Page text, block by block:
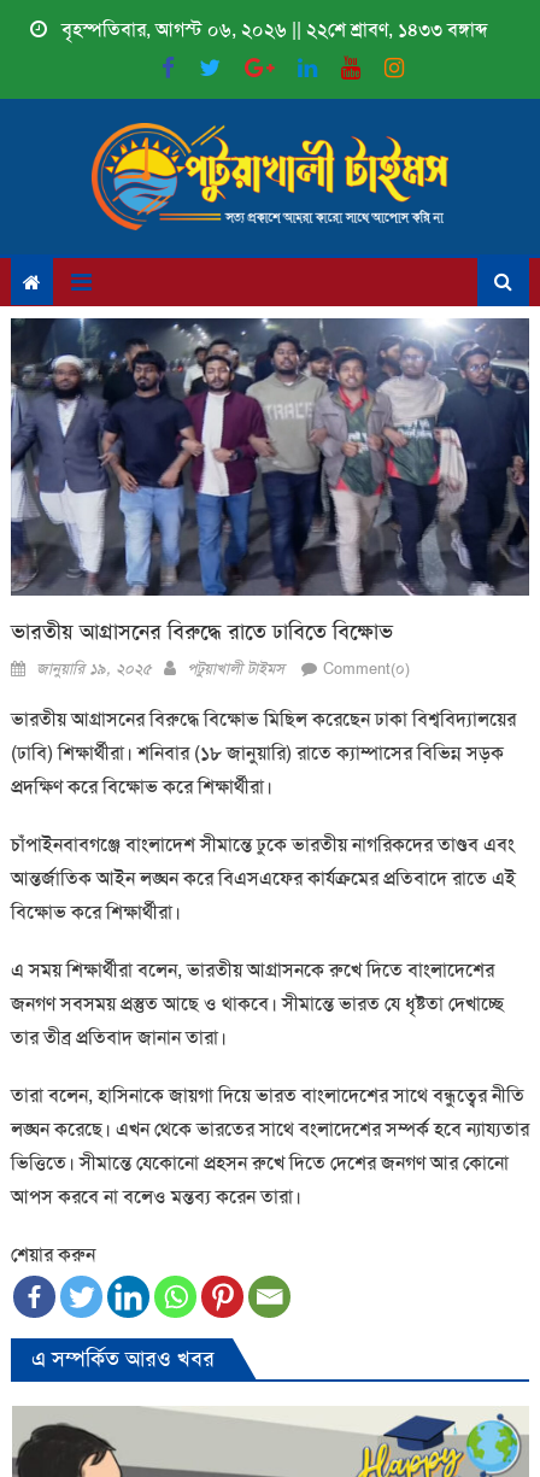
Skip
বৃহস্পতিবার, আগস্ট ০৬, ২০২৬ || ২২শে শ্রাবণ, ১৪৩৩ বঙ্গাব্দ
ভারতীয় আগ্রাসনের বিরুদ্ধে রাতে ঢাবিতে বিক্ষোভ
Posted
জানুয়ারি ১৯, ২০২৫ Author
পটুয়াখালী টাইমস Comment(০)
ভারতীয় আগ্রাসনের বিরুদ্ধে বিক্ষোভ মিছিল করেছেন ঢাকা বিশ্ববিদ্যালয়ের
(ঢাবি) শিক্ষার্থীরা। শনিবার (১৮ জানুয়ারি) রাতে ক্যাম্পাসের বিভিন্ন সড়ক
প্রদক্ষিণ করে বিক্ষোভ করে শিক্ষার্থীরা।
চাঁপাইনবাবগঞ্জে বাংলাদেশ সীমান্তে ঢুকে ভারতীয় নাগরিকদের তাণ্ডব এবং
আন্তর্জাতিক আইন লঙ্ঘন করে বিএসএফের কার্যক্রমের প্রতিবাদে রাতে এই
বিক্ষোভ করে শিক্ষার্থীরা।
এ সময় শিক্ষার্থীরা বলেন, ভারতীয় আগ্রাসনকে রুখে দিতে বাংলাদেশের
জনগণ সবসময় প্রস্তুত আছে ও থাকবে। সীমান্তে ভারত যে ধৃষ্টতা দেখাচ্ছে
তার তীব্র প্রতিবাদ জানান তারা।
তারা বলেন, হাসিনাকে জায়গা দিয়ে ভারত বাংলাদেশের সাথে বন্ধুত্বের নীতি
লঙ্ঘন করেছে। এখন থেকে ভারতের সাথে বংলাদেশের সম্পর্ক হবে ন্যায্যতার
ভিত্তিতে। সীমান্তে যেকোনো প্রহসন রুখে দিতে দেশের জনগণ আর কোনো
আপস করবে না বলেও মন্তব্য করেন তারা।
শেয়ার করুন
এ সম্পর্কিত আরও খবর